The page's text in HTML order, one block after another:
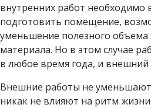
внутренних работ необходимо
подготовить помещение,
уменьшение полезного объема
материала. Но в этом случае
в любое время года, и внешний
Внешние работы не
никак не влияют на ритм